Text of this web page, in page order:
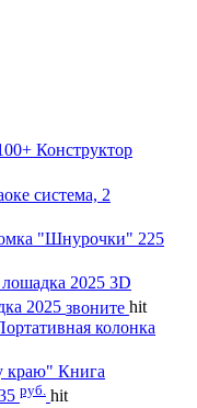
Конструктор
система, 2
"Шнурочки" 225
3D
2025 звоните hit
колонка
Книга
руб. hit